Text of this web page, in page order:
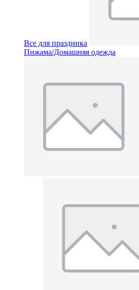
Все для праздника
Пижама/Домашняя одежда